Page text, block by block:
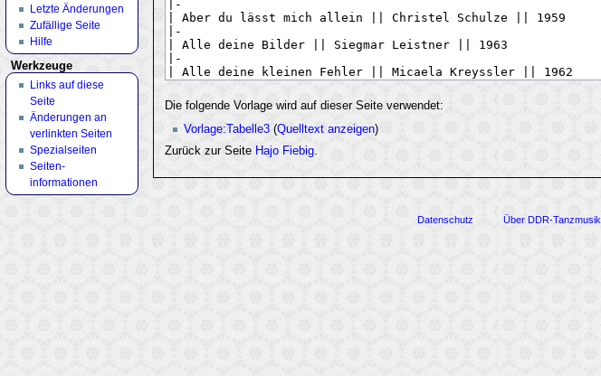
Die folgende Vorlage wird auf dieser Seite verwendet:
Vorlage:Tabelle3(Quelltext anzeigen)
Zurück zur Seite Hajo Fiebig
Letzte Änderungen
Zufällige Seite
Hilfe
Werkzeuge
Links auf diese
Seite
Änderungen an
verlinkten Seiten
Spezialseiten
Seiten­
informationen
Datenschutz Über DDR-Tanzmusik